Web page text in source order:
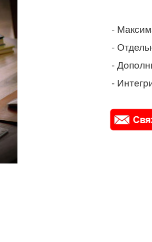
-
-
-
-